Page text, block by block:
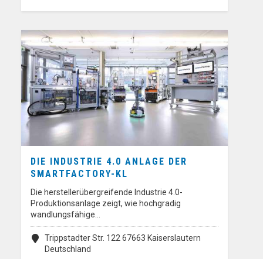
DIE INDUSTRIE 4.0 ANLAGE DER
SMARTFACTORY-KL
Die herstellerübergreifende Industrie 4.0-
Produktionsanlage zeigt, wie hochgradig
wandlungsfähige…
Trippstadter Str. 122 67663 Kaiserslautern
Deutschland